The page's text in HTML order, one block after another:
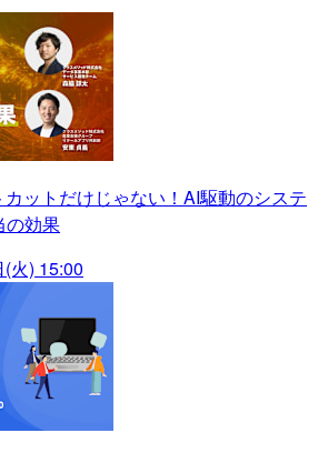
カットだけじゃない！AI駆動のシステ
の効果
火) 15:00